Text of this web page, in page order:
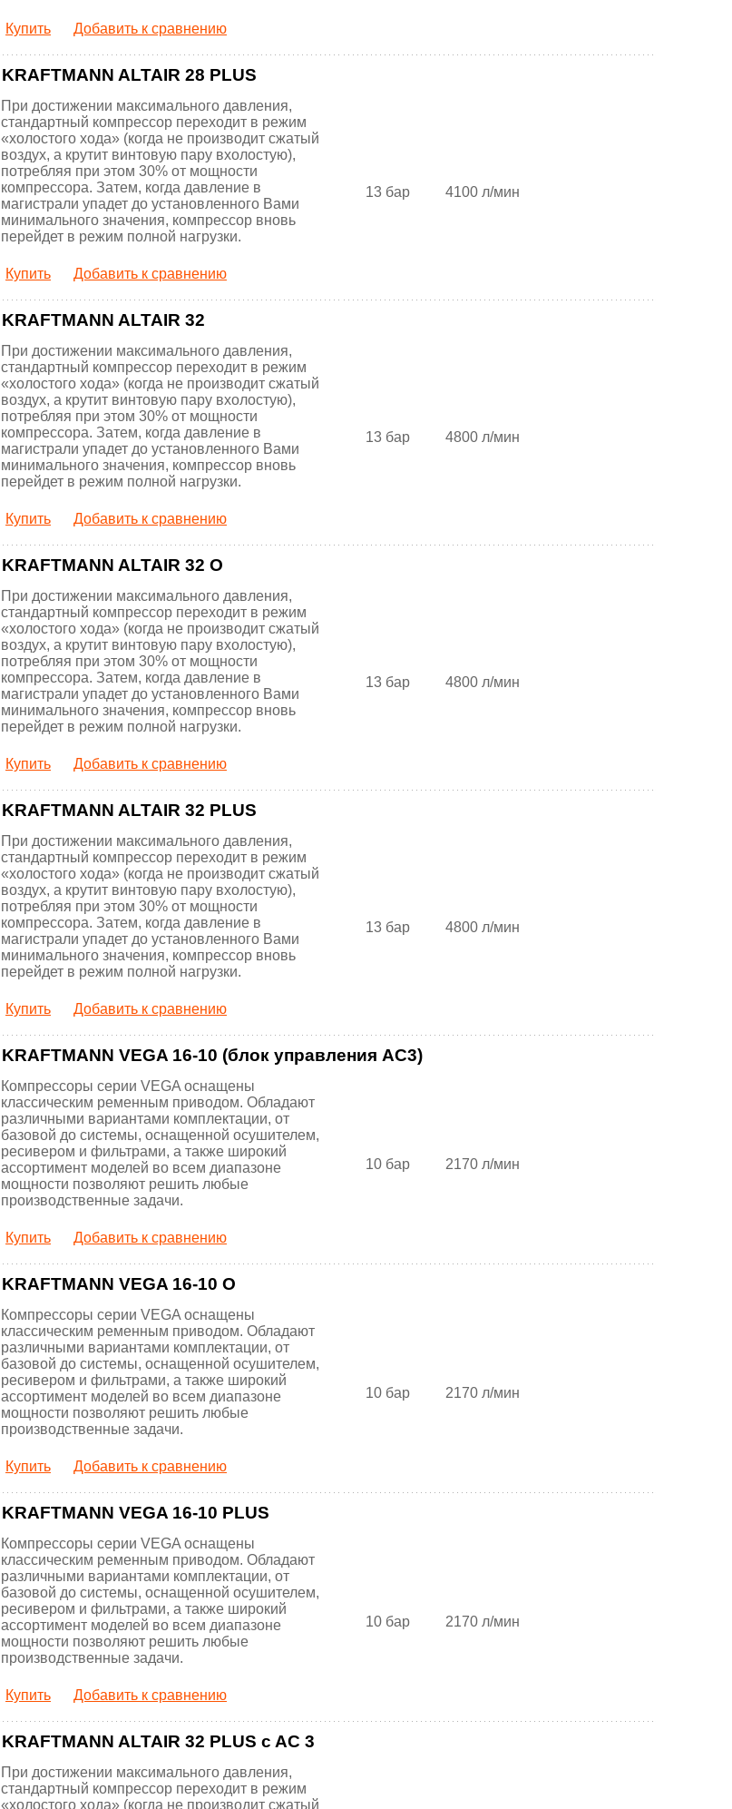
Купить Добавить к сравнению
KRAFTMANN ALTAIR 28 PLUS
При достижении максимального давления,
стандартный компрессор переходит в режим
«холостого хода» (когда не производит сжатый
воздух, а крутит винтовую пару вхолостую),
потребляя при этом 30% от мощности
компрессора. Затем, когда давление в
магистрали упадет до установленного Вами
минимального значения, компрессор вновь
перейдет в режим полной нагрузки.
Купить Добавить к сравнению
13 бар 4100 л/мин
KRAFTMANN ALTAIR 32
При достижении максимального давления,
стандартный компрессор переходит в режим
«холостого хода» (когда не производит сжатый
воздух, а крутит винтовую пару вхолостую),
потребляя при этом 30% от мощности
компрессора. Затем, когда давление в
магистрали упадет до установленного Вами
минимального значения, компрессор вновь
перейдет в режим полной нагрузки.
Купить Добавить к сравнению
13 бар 4800 л/мин
KRAFTMANN ALTAIR 32 O
При достижении максимального давления,
стандартный компрессор переходит в режим
«холостого хода» (когда не производит сжатый
воздух, а крутит винтовую пару вхолостую),
потребляя при этом 30% от мощности
компрессора. Затем, когда давление в
магистрали упадет до установленного Вами
минимального значения, компрессор вновь
перейдет в режим полной нагрузки.
Купить Добавить к сравнению
13 бар 4800 л/мин
KRAFTMANN ALTAIR 32 PLUS
При достижении максимального давления,
стандартный компрессор переходит в режим
«холостого хода» (когда не производит сжатый
воздух, а крутит винтовую пару вхолостую),
потребляя при этом 30% от мощности
компрессора. Затем, когда давление в
магистрали упадет до установленного Вами
минимального значения, компрессор вновь
перейдет в режим полной нагрузки.
Купить Добавить к сравнению
13 бар 4800 л/мин
KRAFTMANN VEGA 16-10 (блок управления AC3)
Компрессоры серии VEGA оснащены
классическим ременным приводом. Обладают
различными вариантами комплектации, от
базовой до системы, оснащенной осушителем,
ресивером и фильтрами, а также широкий
ассортимент моделей во всем диапазоне
мощности позволяют решить любые
производственные задачи.
Купить Добавить к сравнению
10 бар 2170 л/мин
KRAFTMANN VEGA 16-10 O
Компрессоры серии VEGA оснащены
классическим ременным приводом. Обладают
различными вариантами комплектации, от
базовой до системы, оснащенной осушителем,
ресивером и фильтрами, а также широкий
ассортимент моделей во всем диапазоне
мощности позволяют решить любые
производственные задачи.
Купить Добавить к сравнению
10 бар 2170 л/мин
KRAFTMANN VEGA 16-10 PLUS
Компрессоры серии VEGA оснащены
классическим ременным приводом. Обладают
различными вариантами комплектации, от
базовой до системы, оснащенной осушителем,
ресивером и фильтрами, а также широкий
ассортимент моделей во всем диапазоне
мощности позволяют решить любые
производственные задачи.
Купить Добавить к сравнению
10 бар 2170 л/мин
KRAFTMANN ALTAIR 32 PLUS c AC 3
При достижении максимального давления,
стандартный компрессор переходит в режим
«холостого хода» (когда не производит сжатый